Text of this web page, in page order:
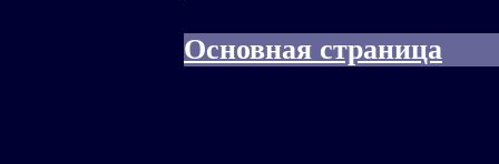
Основная страница